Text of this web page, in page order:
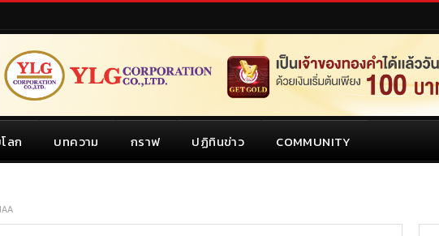
ลก บทความ กราฟ ปฏิทินข่าว COMMUNITY